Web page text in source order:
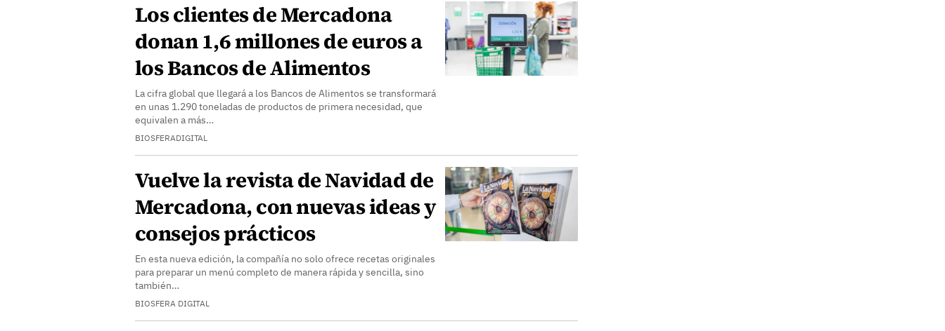
Los clientes de Mercadona
donan 1,6 millones de euros a
los Bancos de Alimentos
La cifra global que llegará a los Bancos de Alimentos se transformará
en unas 1.290 toneladas de productos de primera necesidad, que
equivalen a más…
BIOSFERADIGITAL
Vuelve la revista de Navidad de
Mercadona, con nuevas ideas y
consejos prácticos
En esta nueva edición, la compañía no solo ofrece recetas originales
para preparar un menú completo de manera rápida y sencilla, sino
también…
BIOSFERA DIGITAL